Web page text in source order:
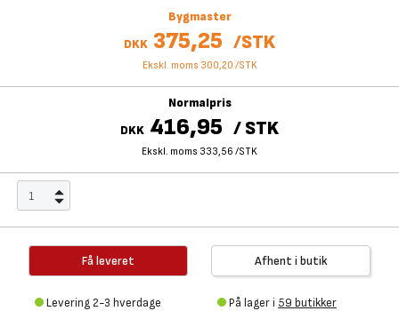
Bygmaster
DKK 375,25 /STK
Ekskl. moms 300,20 /STK
Normalpris
DKK 416,95 /STK
Ekskl. moms 333,56 /STK
Få leveret
Levering 2-3 hverdage
Afhent i butik
På lager i 59 butikker